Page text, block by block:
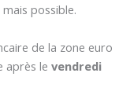
possible.
de la zone euro
après le vendredi